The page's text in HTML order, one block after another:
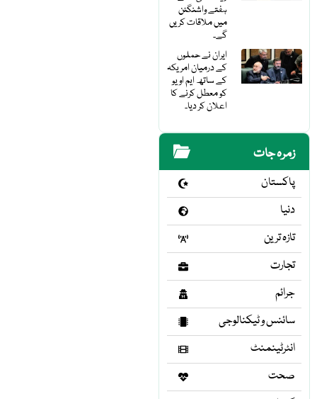
ہفتے واشنگٹن
میں ملاقات کریں
گے۔
ایران نے حملوں
کے درمیان امریکہ
کے ساتھ ایم او یو
کو معطل کرنے کا
اعلان کر دیا۔
زمرہ جات
پاکستان
دنیا
تازہ ترین
تجارت
جرائم
سائنس و ٹیکنالوجی
انٹرٹینمنٹ
صحت